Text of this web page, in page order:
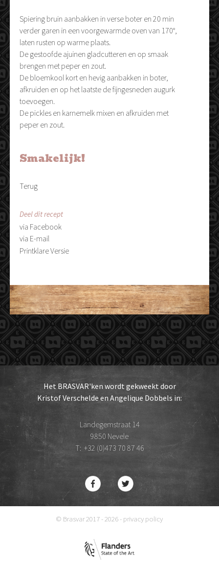
Spiering bruin aanbakken in verse boter en 20 min
verder garen in een voorgewarmde oven van 170°,
laten rusten op warme plaats.
De gestoofde ajuinen gladcutteren en op smaak
brengen met peper en zout.
De bloemkool kort en hevig aanbakken in boter,
afkruiden en op het laatste de fijngesneden augurk
toevoegen.
De pickles en karnemelk mixen en afkruiden met
peper en zout.
Smakelijk!
Terug
Deel dit recept
via Facebook
via E-mail
Printklare Versie
Het BRASVAR'ken wordt gekweekt door
Kristof Verschelde en Angelique Dobbels in:
Landegemstraat 14
9850 Nevele
T: +32 (0)473 70 87 46
© Brasvar 2017 - 2026 - privacy policy